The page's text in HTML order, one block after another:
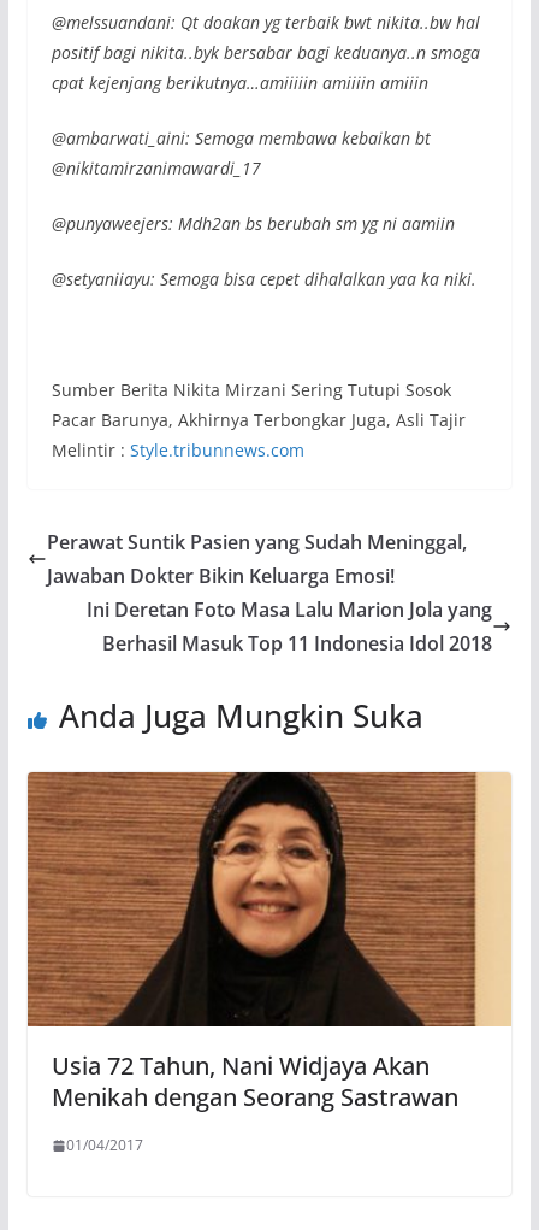
@melssuandani: Qt doakan yg terbaik bwt nikita..bw hal
positif bagi nikita..byk bersabar bagi keduanya..n smoga
cpat kejenjang berikutnya…amiiiiin amiiiin amiiin
@ambarwati_aini: Semoga membawa kebaikan bt
@nikitamirzanimawardi_17
@punyaweejers: Mdh2an bs berubah sm yg ni aamiin
@setyaniiayu: Semoga bisa cepet dihalalkan yaa ka niki.
Sumber Berita Nikita Mirzani Sering Tutupi Sosok
Pacar Barunya, Akhirnya Terbongkar Juga, Asli Tajir
Melintir : Style.tribunnews.com
Perawat Suntik Pasien yang Sudah Meninggal,
Jawaban Dokter Bikin Keluarga Emosi!
Ini Deretan Foto Masa Lalu Marion Jola yang
Berhasil Masuk Top 11 Indonesia Idol 2018
Anda Juga Mungkin Suka
Usia 72 Tahun, Nani Widjaya Akan
Menikah dengan Seorang Sastrawan
01/04/2017